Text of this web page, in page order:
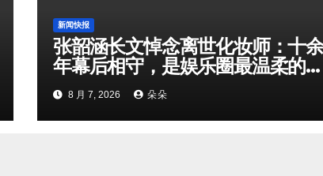
新闻快报
张韶涵长文悼念离世化妆师：十余
年幕后相守，是娱乐圈最温柔的双
向奔赴
8 月 7, 2026 朵朵